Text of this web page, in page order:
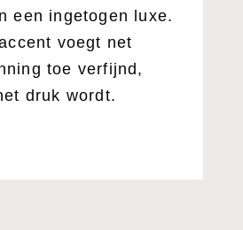
een ingetogen luxe.
voegt net
toe verfijnd,
druk wordt.